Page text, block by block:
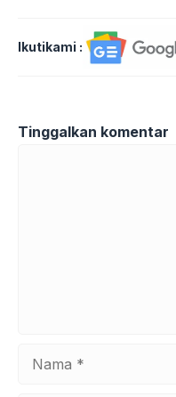
Ikutikami :
Tinggalkan komentar